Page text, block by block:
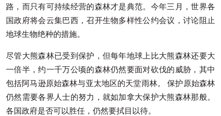
路，而只有可持续经营的森林才是典范。今年三月，世界各
国政府将会云集巴西，召开生物多样性公约会议，讨论阻止
地球生物绝种的措施。
尽管大熊森林已受到保护，但每年地球上比大熊森林还要大
一倍半，约一千万公顷的森林仍然要面对砍伐的威胁，其中
包括阿马逊原始森林与亚太地区的天堂雨林。 保护原始森林
仍然需要各界人士的努力，就如加拿大保护大熊森林那般。
各国政府是否可以胜任，仍然要拭目以待。